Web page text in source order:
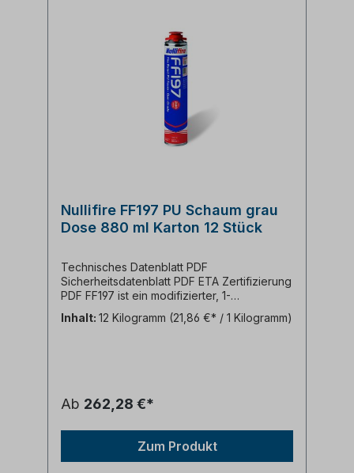
Nullifire FF197 PU Schaum grau
Dose 880 ml Karton 12 Stück
Technisches Datenblatt PDF
Sicherheitsdatenblatt PDF ETA Zertifizierung
PDF FF197 ist ein modifizierter, 1-
komponentiger, feuerwiderstandsfähiger
Polyurethanschaum. FF197 ist zum Füllen und
Ausbeute Geringer Verbrauch je laufendem
Auch manuell anwendbar durch 2 in 1-Ventil
Inhalt: 12 Kilogramm (21,86 €* / 1 Kilogramm)
Ab 262,28 €*
Zum Produkt